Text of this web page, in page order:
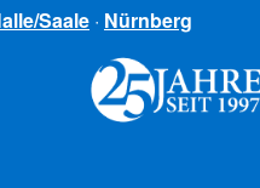
Saale · Nürnberg